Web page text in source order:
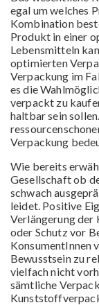
egal um welches
Kombination
Produkt in einer
Lebensmitteln
optimierten
Verpackung im
es die
verpackt zu
haltbar sein
Verpackung
Wie bereits
Gesellschaft ob
schwach
leidet. Positive
Verlängerung
oder Schutz vor
KonsumentInnen
Bewusstsein zu
vielfach nicht
sämtliche